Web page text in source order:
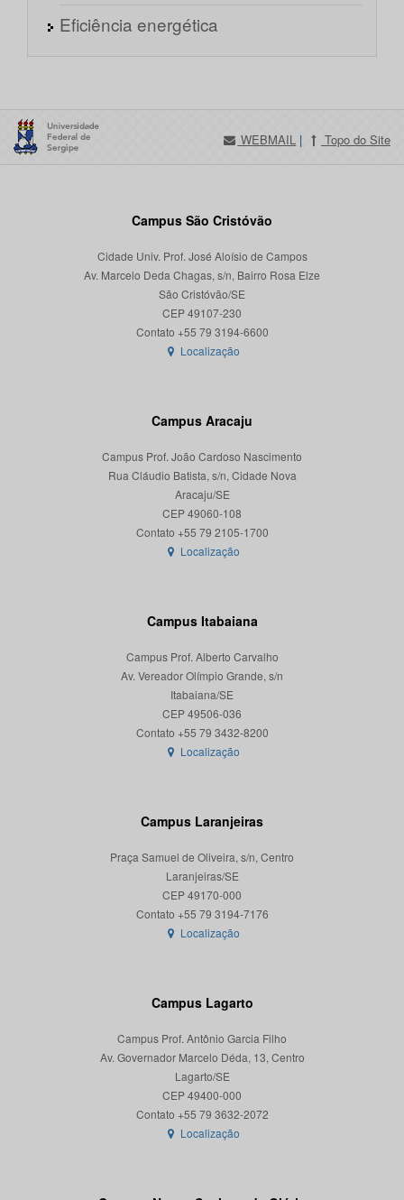
Eficiência energética
WEBMAIL | Topo do Site
Campus São Cristóvão
Cidade Univ. Prof. José Aloísio de Campos
Av. Marcelo Deda Chagas, s/n, Bairro Rosa Elze
São Cristóvão/SE
CEP 49107-230
Localização
Campus Aracaju
Campus Prof. João Cardoso Nascimento
Rua Cláudio Batista, s/n, Cidade Nova
Aracaju/SE
CEP 49060-108
Localização
Campus Itabaiana
Campus Prof. Alberto Carvalho
Av. Vereador Olímpio Grande, s/n
Itabaiana/SE
CEP 49506-036
Localização
Campus Laranjeiras
Praça Samuel de Oliveira, s/n, Centro
Laranjeiras/SE
CEP 49170-000
Localização
Campus Lagarto
Campus Prof. Antônio Garcia Filho
Av. Governador Marcelo Déda, 13, Centro
Lagarto/SE
CEP 49400-000
Localização